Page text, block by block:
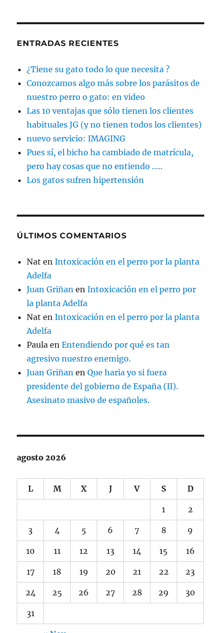
ENTRADAS RECIENTES
¿Tiene su gato todo lo que necesita ?
Conozcamos algo más sobre los parásitos de
nuestro perro o gato: en video
Las 10 ventajas que sólo tienen los clientes
habituales JG (y no tienen todos los clientes)
nuevo servicio: IMAGING
Pues sí, el bicho ha cambiado de matrícula,
pero hay cosas que no entiendo …..
Los gatos sufren hipertensión
ÚLTIMOS COMENTARIOS
Nat enIntoxicación en el perro por la planta
Adelfa
Juan Griñan enIntoxicación en el perro por
la planta Adelfa
Nat enIntoxicación en el perro por la planta
Adelfa
Paula enEntendiendo por qué es tan
agresivo nuestro enemigo.
Juan Griñan enQue haria yo si fuera
presidente del gobierno de España (II).
Asesinato masivo de españoles.
agosto 2026
L M X J V S D
1 2
3 4 5 6 7 8 9
10 11 12 13 14 15 16
17 18 19 20 21 22 23
24 25 26 27 28 29 30
31